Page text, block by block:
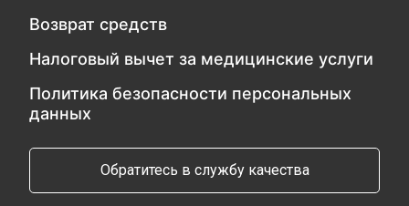
Возврат средств
Налоговый вычет за медицинские услуги
Политика безопасности персональных
данных
Обратитесь в службу качества